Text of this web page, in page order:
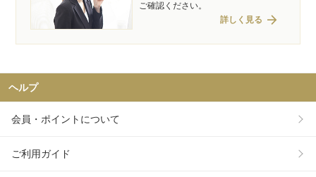
ご確認ください。
詳しく見る arrow_forward
ヘルプ
会員・ポイントについて
ご利用ガイド